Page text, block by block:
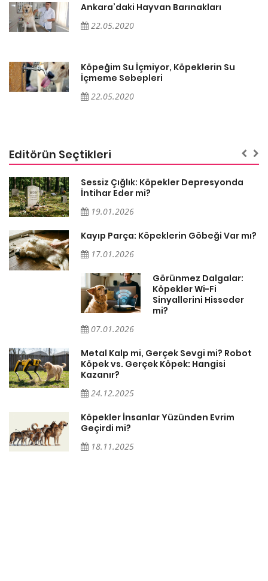
Ankara’daki Hayvan Barınakları
22.05.2020
Köpeğim Su İçmiyor, Köpeklerin Su
İçmeme Sebepleri
22.05.2020
Editörün Seçtikleri
Sessiz Çığlık: Köpekler Depresyonda
İntihar Eder mi?
19.01.2026
Kayıp Parça: Köpeklerin Göbeği Var mı?
17.01.2026
Görünmez Dalgalar:
Köpekler Wi-Fi
Sinyallerini Hisseder
mi?
07.01.2026
Metal Kalp mi, Gerçek Sevgi mi? Robot
Köpek vs. Gerçek Köpek: Hangisi
Kazanır?
24.12.2025
Köpekler İnsanlar Yüzünden Evrim
Geçirdi mi?
18.11.2025